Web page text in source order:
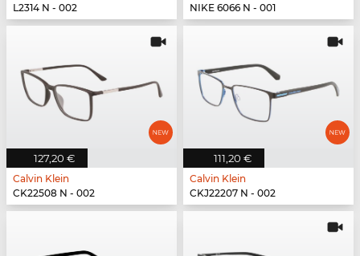
L2314 N - 002
NIKE 6066 N - 001
127,20 €
Calvin Klein
CK22508 N - 002
111,20 €
Calvin Klein
CKJ22207 N - 002